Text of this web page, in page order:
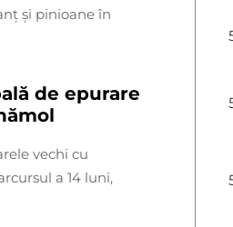
și pinioane în
de epurare
vechi cu
a 14 luni,